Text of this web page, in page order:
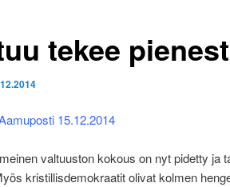
tekee
15.12.2014
valtuuston kokous on nyt pidetty ja
kristillisdemokraatit olivat kolmen